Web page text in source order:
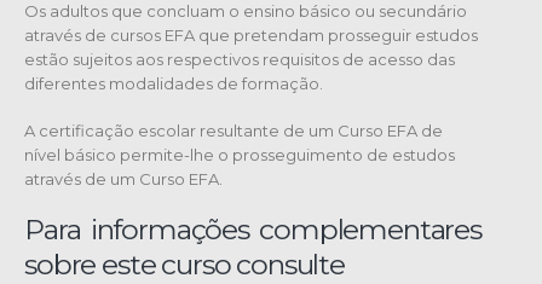
Os adultos que concluam o ensino básico ou secundário
através de cursos EFA que pretendam prosseguir estudos
estão sujeitos aos respectivos requisitos de acesso das
diferentes modalidades de formação.
A certificação escolar resultante de um Curso EFA de
nível básico permite-lhe o prosseguimento de estudos
através de um Curso EFA.
Para informações complementares
sobre este curso consulte